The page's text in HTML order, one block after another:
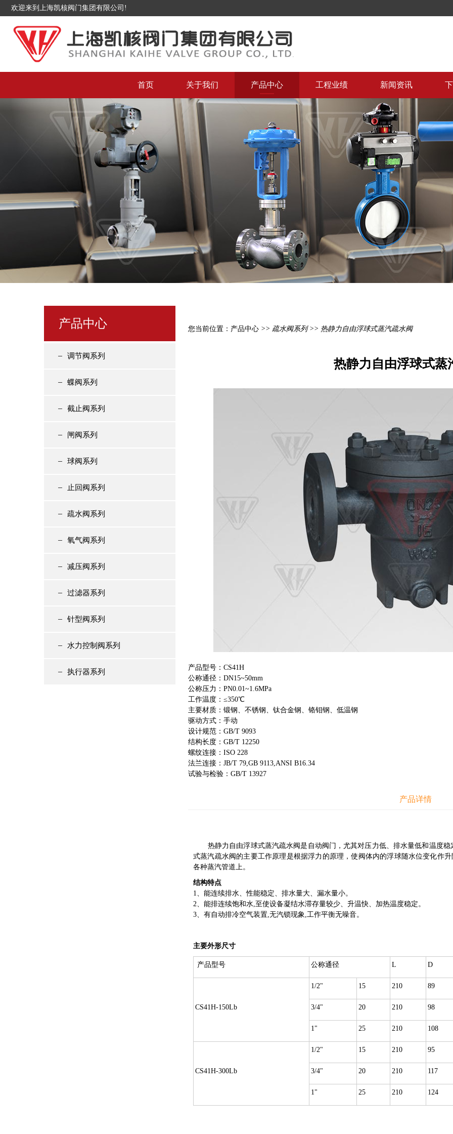
欢迎来到上海凯核阀门集团有限公司!
首页 关于我们 产品中心 工程业绩 新闻资讯
产品中心
调节阀系列
蝶阀系列
截止阀系列
闸阀系列
球阀系列
止回阀系列
疏水阀系列
氧气阀系列
减压阀系列
过滤器系列
针型阀系列
水力控制阀系列
执行器系列
您当前位置： 产品中心 >> 疏水阀系列>> 热静力自由浮球式蒸汽疏水阀
热静力自由浮球式蒸
产品型号：CS41H
公称通径：DN15~50mm
公称压力：PN0.01~1.6MPa
工作温度：≤350℃
主要材质：锻钢、不锈钢、钛合金钢、铬钼钢、低温钢
驱动方式：手动
设计规范：GB/T 9093
结构长度：GB/T 12250
螺纹连接：ISO 228
法兰连接：JB/T 79,GB 9113,ANSI B16.34
试验与检验：GB/T 13927
产品详情
热静力自由浮球式蒸汽疏水阀是自动阀门，尤其对压力低、排水量低和温度稳
式蒸汽疏水阀的主要工作原理是根据浮力的原理，使阀体内的浮球随水位变化作
各种蒸汽管道上。
结构特点
1、能连续排水、性能稳定、排水量大、漏水量小。
2、能排连续饱和水,至使设备凝结水滞存量较少、升温快、加热温度稳定。
3、有自动排冷空气装置,无汽锁现象,工作平衡无噪音。
主要外形尺寸
产品型号 公称通径 L D
CS41H-150Lb
1/2" 15 210 89
3/4" 20 210 98
1" 25 210 108
CS41H-300Lb
1/2" 15 210 95
3/4" 20 210 117
1" 25 210 124